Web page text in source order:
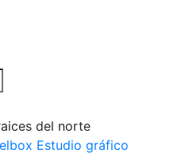
del norte
Estudio gráfico